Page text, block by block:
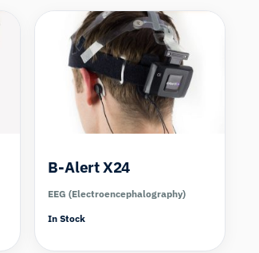
B-Alert X24
EEG (Electroencephalography)
In Stock